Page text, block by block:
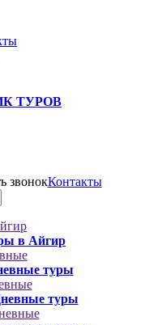
ТУРОВ
звонокКонтакты
в Айгир
туры
туры